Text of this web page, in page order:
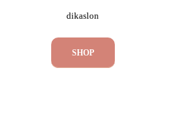
dikaslon
SHOP